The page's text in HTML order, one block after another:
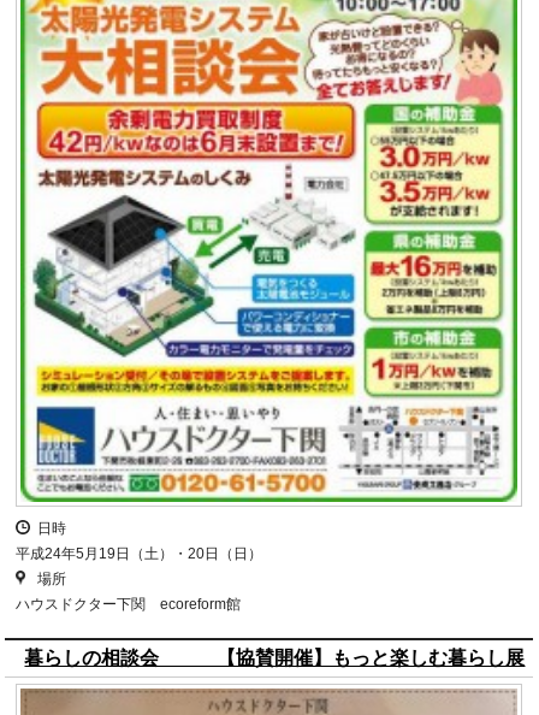
日時
平成24年5月19日（土）・20日（日）
場所
ハウスドクター下関 ecoreform館
暮らしの相談会 【協賛開催】もっと楽しむ暮らし展